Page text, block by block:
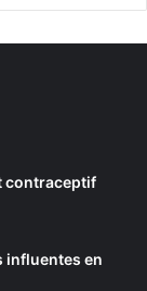
contraceptif
influentes en